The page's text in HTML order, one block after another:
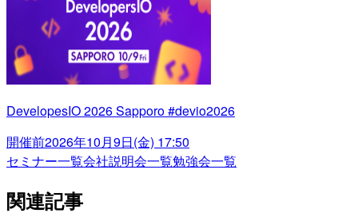
DevelopesIO 2026 Sapporo #devio2026
開催前2026年10月9日(金) 17:50
セミナー一覧会社説明会一覧勉強会一覧
関連記事